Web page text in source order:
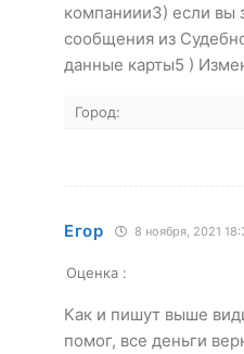
компаниии3) если вы
сообщения из
данные карты5 )
Город:
Егор 8 ноября, 2021
Оценка :
Как и пишут выше
помог, все деньги